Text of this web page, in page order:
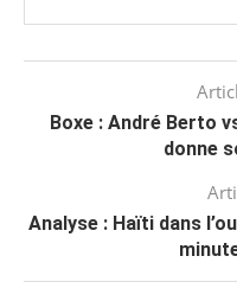
Boxe : André Berto
donne
Analyse : Haïti dans